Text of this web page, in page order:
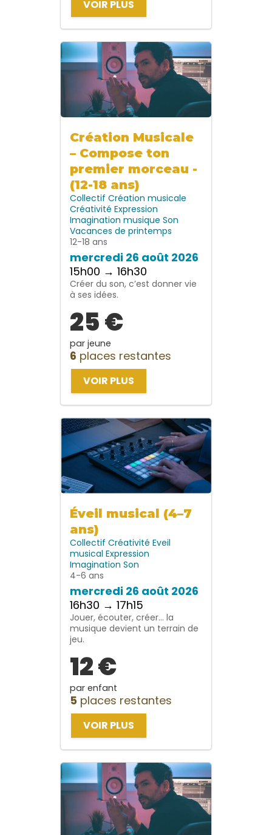
VOIR PLUS
Création Musicale
– Compose ton
premier morceau -
(12-18 ans)
Collectif Création musicale
Créativité Expression
Imagination musique Son
Vacances de printemps
12-18 ans
mercredi 26 août 2026
15h00 → 16h30
Créer du son, c’est donner vie
à ses idées.
25 €
par jeune
6 places restantes
VOIR PLUS
Éveil musical (4–7
ans)
Collectif Créativité Eveil
musical Expression
Imagination Son
4-6 ans
mercredi 26 août 2026
16h30 → 17h15
Jouer, écouter, créer… la
musique devient un terrain de
jeu.
12 €
par enfant
5 places restantes
VOIR PLUS